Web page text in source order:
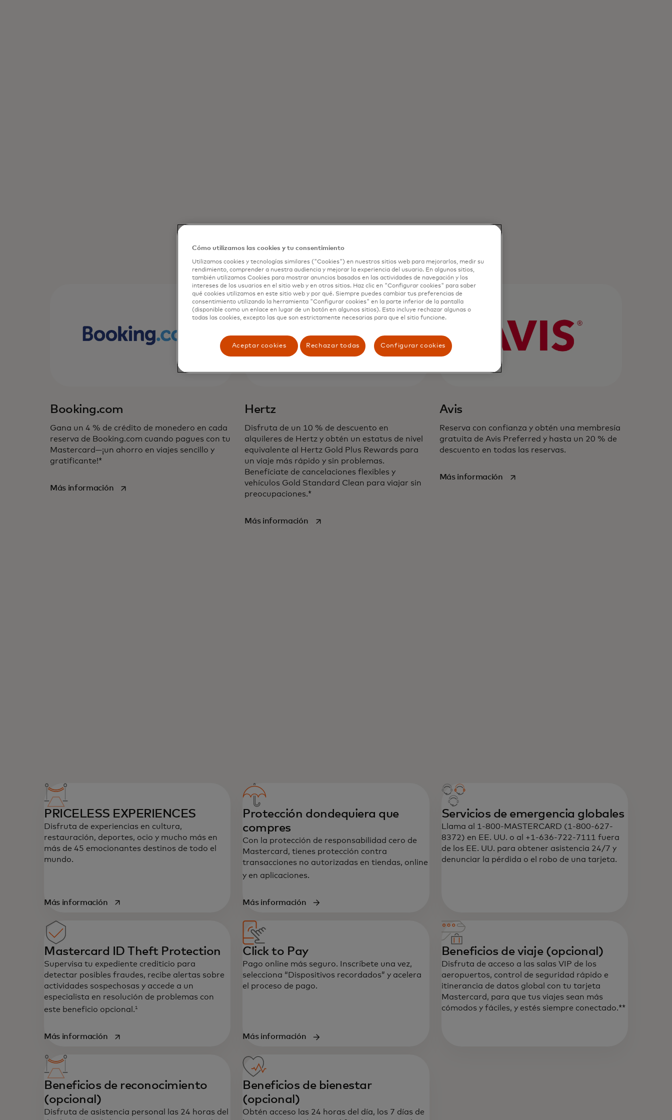
Disfruta de estas ofertas de World Mastercard
Booking.com
Gana un 4 % de crédito de monedero en cada
reserva de Booking.com cuando pagues con tu
Mastercard—¡un ahorro en viajes sencillo y
gratificante!*
Más informaciónse abre en una pestaña nueva
Hertz
Disfruta de un 10 % de descuento en
alquileres de Hertz y obtén un estatus de nivel
equivalente al Hertz Gold Plus Rewards para
un viaje más rápido y sin problemas.
Benefíciate de cancelaciones flexibles y
vehículos Gold Standard Clean para viajar sin
preocupaciones.*
Más informaciónse abre en una pestaña nueva
Avis
Reserva con confianza y obtén una membresía
gratuita de Avis Preferred y hasta un 20 % de
descuento en todas las reservas.
Más informaciónse abre en una pestaña nueva
PRICELESS EXPERIENCES
Disfruta de experiencias en cultura,
restauración, deportes, ocio y mucho más en
más de 45 emocionantes destinos de todo el
mundo.
Más informaciónse abre en una pestaña nueva
Protección dondequiera que
compres
Con la protección de responsabilidad cero de
Mastercard, tienes protección contra
transacciones no autorizadas en tiendas, online
y en aplicaciones.
Más información
Servicios de emergencia globales
Llama al 1-800-MASTERCARD (1-800-627-
8372) en EE. UU. o al +1-636-722-7111 fuera
de los EE. UU. para obtener asistencia 24/7 y
denunciar la pérdida o el robo de una tarjeta.
Mastercard ID Theft Protection
Supervisa tu expediente crediticio para
detectar posibles fraudes, recibe alertas sobre
actividades sospechosas y accede a un
especialista en resolución de problemas con
este beneficio opcional. 1
Más informaciónse abre en una pestaña nueva
Click to Pay
Pago online más seguro. Inscríbete una vez,
selecciona “Dispositivos recordados” y acelera
el proceso de pago.
Más información
Beneficios de viaje (opcional)
Disfruta de acceso a las salas VIP de los
aeropuertos, control de seguridad rápido e
itinerancia de datos global con tu tarjeta
Mastercard, para que tus viajes sean más
cómodos y fáciles, y estés siempre conectado.**
Beneficios de reconocimiento
(opcional)
Disfruta de asistencia personal las 24 horas del
Beneficios de bienestar
(opcional)
Obtén acceso las 24 horas del día, los 7 días de
Cómo utilizamos las cookies y tu consentimiento
Utilizamos cookies y tecnologías similares ("Cookies") en nuestros sitios web para mejorarlos, medir su
rendimiento, comprender a nuestra audiencia y mejorar la experiencia del usuario. En algunos sitios,
también utilizamos Cookies para mostrar anuncios basados en las actividades de navegación y los
intereses de los usuarios en el sitio web y en otros sitios. Haz clic en "Configurar cookies" para saber
qué cookies utilizamos en este sitio web y por qué. Siempre puedes cambiar tus preferencias de
consentimiento utilizando la herramienta "Configurar cookies" en la parte inferior de la pantalla
(disponible como un enlace en lugar de un botón en algunos sitios). Esto incluye rechazar algunas o
todas las cookies, excepto las que son estrictamente necesarias para que el sitio funcione.
Aceptar cookies Rechazar todas Configurar cookies